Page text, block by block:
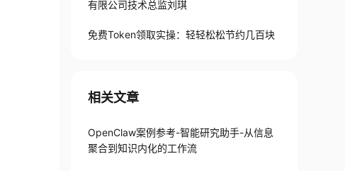
有限公司技术总监刘琪
免费Token领取实操：轻轻松松节约几百块
相关文章
OpenClaw案例参考-智能研究助手-从信息
聚合到知识内化的工作流